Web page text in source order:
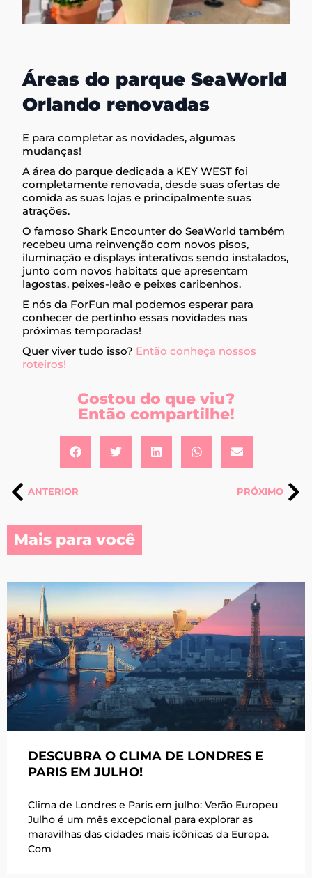
Áreas do parque SeaWorld
Orlando renovadas
E para completar as novidades, algumas
mudanças!
A área do parque dedicada a KEY WEST foi
completamente renovada, desde suas ofertas de
comida as suas lojas e principalmente suas
atrações.
O famoso Shark Encounter do SeaWorld também
recebeu uma reinvenção com novos pisos,
iluminação e displays interativos sendo instalados,
junto com novos habitats que apresentam
lagostas, peixes-leão e peixes caribenhos.
E nós da ForFun mal podemos esperar para
conhecer de pertinho essas novidades nas
próximas temporadas!
Quer viver tudo isso? Então conheça nossos
roteiros!
Gostou do que viu?
Então compartilhe!
ANTERIOR PRÓXIMO
Mais para você
DESCUBRA O CLIMA DE LONDRES E
PARIS EM JULHO!
Clima de Londres e Paris em julho: Verão Europeu
Julho é um mês excepcional para explorar as
maravilhas das cidades mais icônicas da Europa.
Com